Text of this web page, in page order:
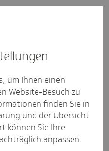
- Bera­tungs­
Thema
um Ihnen einen
Website-Besuch zu
finden Sie in
und der Übersicht
können Sie Ihre
anpassen.